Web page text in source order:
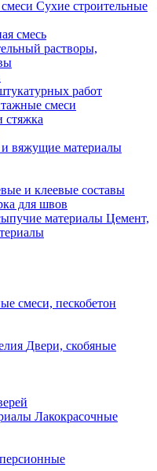
Сухие строительные
смесь
растворы,
работ
смеси
вяжущие материалы
и клеевые составы
для швов
Цемент,
смеси, пескобетон
Двери, скобяные
Лакокрасочные